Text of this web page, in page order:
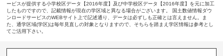
ービスが提供する小学校区データ【2016年度】及び中学校区データ【2016年度】を元に加工
したものですので、記載情報が現在の学区域と異なる場合がございます。 国土数値情報ダウ
ンロードサービスのWEBサイト上で記述通り、データは必ずしも正確とは言えません。ま
た、通学区域(学区)は毎年見直しの対象となりますので、そちらを踏まえ学区情報は参考とし
てご活用下さい。